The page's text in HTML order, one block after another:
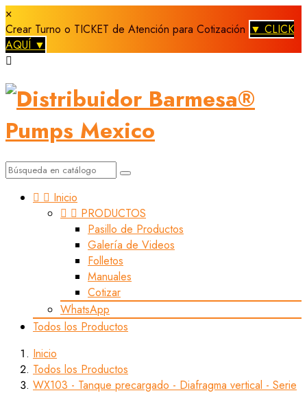
×
Crear Turno o TICKET de Atención para Cotización ▼ CLICK
AQUÍ ▼

  Inicio
  PRODUCTOS
Pasillo de Productos
Galería de Videos
Folletos
Manuales
Cotizar
WhatsApp
Todos los Productos
Inicio
Todos los Productos
WX103 - Tanque precargado - Diafragma vertical - Serie